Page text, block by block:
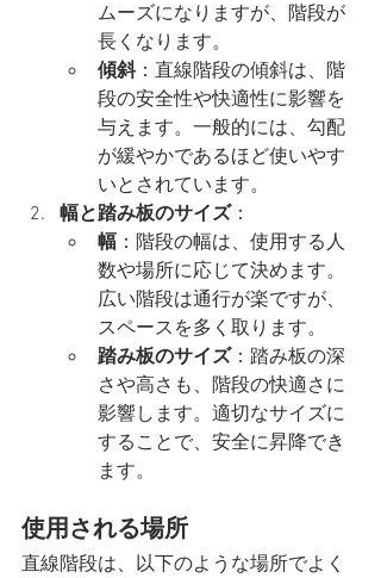
ムーズになりますが、階段が
長くなります。
傾斜：直線階段の傾斜は、階
段の安全性や快適性に影響を
与えます。一般的には、勾配
が緩やかであるほど使いやす
いとされています。
幅と踏み板のサイズ：
幅 ：階段の幅は、使用する人
数や場所に応じて決めます。
広い階段は通行が楽ですが、
スペースを多く取ります。
踏み板のサイズ：踏み板の深
さや高さも、階段の快適さに
影響します。適切なサイズに
することで、安全に昇降でき
ます。
使用される場所
直線階段は、以下のような場所でよく